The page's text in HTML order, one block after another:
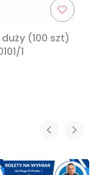
(100 szt)
1